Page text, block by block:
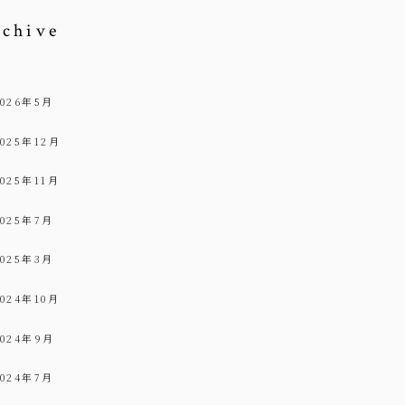
年5月
年12月
年11月
年7月
年3月
年10月
年9月
年7月